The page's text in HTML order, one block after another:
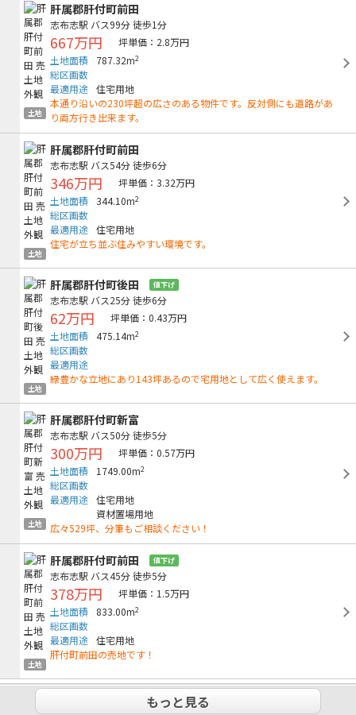
土地
肝属郡肝付町前田
志布志駅 バス99分徒歩1分
667万円
坪単価：2.8万円
土地面積
787.32m2
総区画数
最適用途 住宅用地
本通り沿いの230坪超の広さのある物件です。反対側にも道路があ
り両方行き出来ます。
土地
肝属郡肝付町前田
志布志駅 バス54分徒歩6分
346万円
坪単価：3.32万円
土地面積
344.10m2
総区画数
最適用途 住宅用地
住宅が立ち並ぶ住みやすい環境です。
土地
肝属郡肝付町後田 値下げ
志布志駅 バス25分徒歩6分
62万円
坪単価：0.43万円
土地面積
475.14m2
総区画数
最適用途
緑豊かな立地にあり143坪あるので宅用地として広く使えます。
土地
肝属郡肝付町新富
志布志駅 バス50分徒歩5分
300万円
坪単価：0.57万円
土地面積
1749.00m2
総区画数
最適用途 住宅用地
資材置場用地
広々529坪、分筆もご相談ください！
土地
肝属郡肝付町前田 値下げ
志布志駅 バス45分徒歩5分
378万円
坪単価：1.5万円
土地面積
833.00m2
総区画数
最適用途 住宅用地
肝付町前田の売地です！
もっと見る